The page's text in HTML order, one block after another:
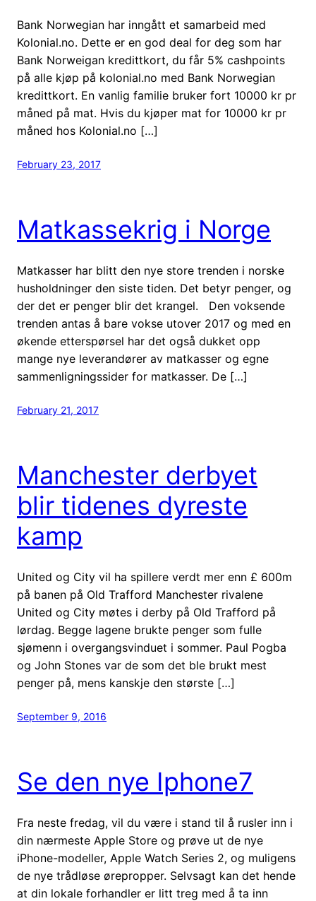
Bank Norwegian har inngått et samarbeid med
Kolonial.no. Dette er en god deal for deg som har
Bank Norweigan kredittkort, du får 5% cashpoints
på alle kjøp på kolonial.no med Bank Norwegian
kredittkort. En vanlig familie bruker fort 10000 kr pr
måned på mat. Hvis du kjøper mat for 10000 kr pr
måned hos Kolonial.no […]
February 23, 2017
Matkassekrig i Norge
Matkasser har blitt den nye store trenden i norske
husholdninger den siste tiden. Det betyr penger, og
der det er penger blir det krangel. Den voksende
trenden antas å bare vokse utover 2017 og med en
økende etterspørsel har det også dukket opp
mange nye leverandører av matkasser og egne
sammenligningssider for matkasser. De […]
February 21, 2017
Manchester derbyet
blir tidenes dyreste
kamp
United og City vil ha spillere verdt mer enn £ 600m
på banen på Old Trafford Manchester rivalene
United og City møtes i derby på Old Trafford på
lørdag. Begge lagene brukte penger som fulle
sjømenn i overgangsvinduet i sommer. Paul Pogba
og John Stones var de som det ble brukt mest
penger på, mens kanskje den største […]
September 9, 2016
Se den nye Iphone7
Fra neste fredag, vil du være i stand til å rusler inn i
din nærmeste Apple Store og prøve ut de nye
iPhone-modeller, Apple Watch Series 2, og muligens
de nye trådløse ørepropper. Selvsagt kan det hende
at din lokale forhandler er litt treg med å ta inn